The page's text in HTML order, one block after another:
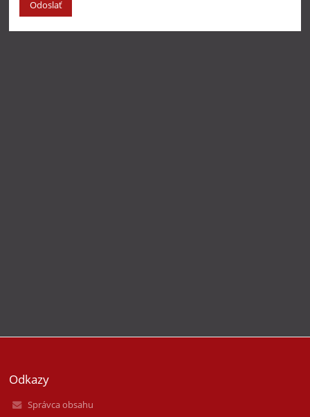
Odkazy
Správca obsahu